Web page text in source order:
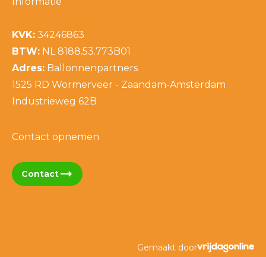
KVK: 34246863
BTW: NL 8188.53.773B01
Adres: Ballonnenpartners
1525 RD Wormerveer - Zaandam-Amsterdam
Industrieweg 62B
Contact opnemen
Contacttrending_flat
Gemaakt door